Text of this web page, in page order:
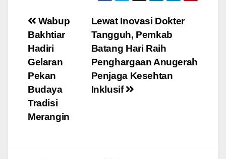
Navigasi
pos
Lewat Inovasi Dokter
Tangguh, Pemkab
Batang Hari Raih
Penghargaan Anugerah
Penjaga Kesehtan
Inklusif
Wabup
Bakhtiar
Hadiri
Gelaran
Pekan
Budaya
Tradisi
Merangin